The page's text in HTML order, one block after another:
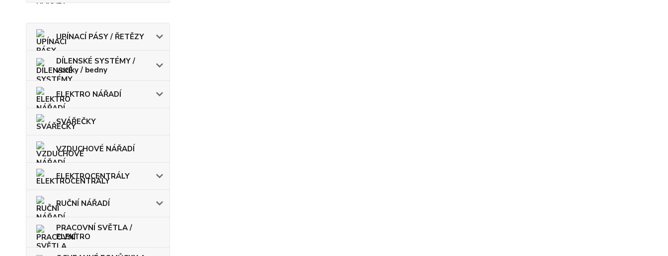
UPÍNACÍ PÁSY / ŘETĚZY
DÍLENSKÉ SYSTÉMY /
vozíky / bedny
ELEKTRO NÁŘADÍ
SVÁŘEČKY
VZDUCHOVÉ NÁŘADÍ
ELEKTROCENTRÁLY
RUČNÍ NÁŘADÍ
PRACOVNÍ SVĚTLA /
ELEKTRO